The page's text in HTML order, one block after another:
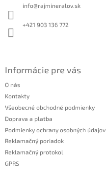
info@rajmineralov.sk
+421 903 136 772
Informácie pre vás
O nás
Kontakty
Všeobecné obchodné podmienky
Doprava a platba
Podmienky ochrany osobných údajov
Reklamačný poriadok
Reklamačný protokol
GPRS